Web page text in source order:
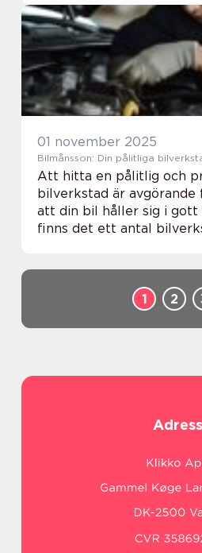
kemtvätt g&o...
01 november 2025
Bilmånsson: Din pålitliga
Att hitta en pålitlig och
bilverkstad är
att din bil håller sig i gott
finns det ett antal
1 2
Adress